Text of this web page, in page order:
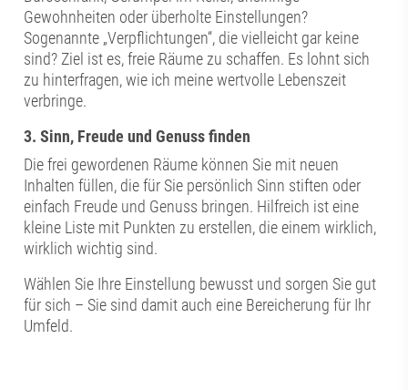
Gewohnheiten oder überholte Einstellungen?
Sogenannte „Verpflichtungen“, die vielleicht gar keine
sind? Ziel ist es, freie Räume zu schaffen. Es lohnt sich
zu hinterfragen, wie ich meine wertvolle Lebenszeit
verbringe.
3. Sinn, Freude und Genuss finden
Die frei gewordenen Räume können Sie mit neuen
Inhalten füllen, die für Sie persönlich Sinn stiften oder
einfach Freude und Genuss bringen. Hilfreich ist eine
kleine Liste mit Punkten zu erstellen, die einem wirklich,
wirklich wichtig sind.
Wählen Sie Ihre Einstellung bewusst und sorgen Sie gut
für sich – Sie sind damit auch eine Bereicherung für Ihr
Umfeld.